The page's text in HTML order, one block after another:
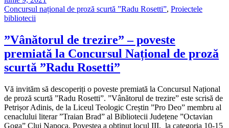
Concursul național de proză scurtă ”Radu Rosetti”, Proiectele
bibliotecii
”Vânătorul de trezire” – poveste
premiată la Concursul Național de proză
scurtă ”Radu Rosetti”
Vă invităm să descoperiți o poveste premiată la Concursul Național
de proză scurtă ”Radu Rosetti”. ”Vânătorul de trezire” este scrisă de
Petrișor Adinis, de la Liceul Teologic Creștin ”Pro Deo” membru al
cenaclului literar ”Traian Brad” al Bibliotecii Județene ”Octavian
Goga” Cluj Napoca. Povestea a obținut locul III, la categoria 10-15